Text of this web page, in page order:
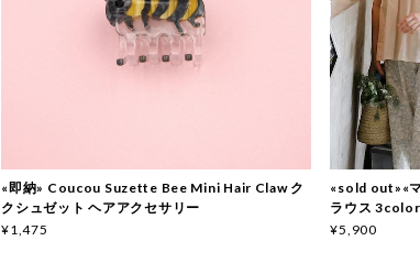
«即納» Coucou Suzette Bee Mini Hair Claw ク
クシュゼット ヘアアクセサリー
¥1,475
«sold out»«
ラウス
¥5,900